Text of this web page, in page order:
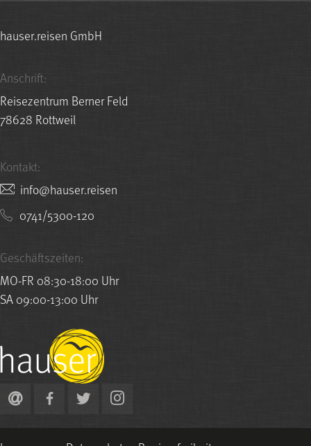
hauser.reisen GmbH
Anschrift:
Reisezentrum Berner Feld
78628 Rottweil
Kontakt:
nesier.resuah@ofni
0741/5300-120
Geschäftszeiten:
MO-FR 08:30-18:00 Uhr
SA 09:00-13:00 Uhr